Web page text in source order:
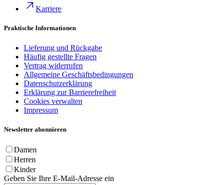
Karriere
Praktische Informationen
Lieferung und Rückgabe
Häufig gestellte Fragen
Vertrag widerrufen
Allgemeine Geschäftsbedingungen
Datenschutzerklärung
Erklärung zur Barrierefreiheit
Cookies verwalten
Impressum
Newsletter abonnieren
Damen
Herren
Kinder
Geben Sie Ihre E-Mail-Adresse ein